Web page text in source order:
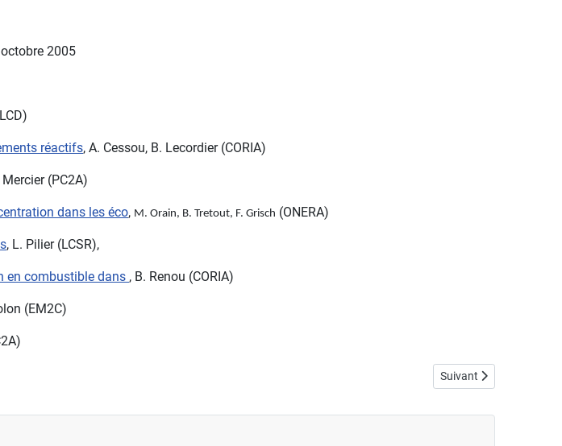
2005
réactifs, A. Cessou, B. Lecordier (CORIA)
Mercier (PC2A)
dans les éco, M. Orain, B. Tretout, F. Grisch (ONERA)
, L. Pilier (LCSR),
en combustible dans , B. Renou (CORIA)
(EM2C)
Article suivant :
Suivant